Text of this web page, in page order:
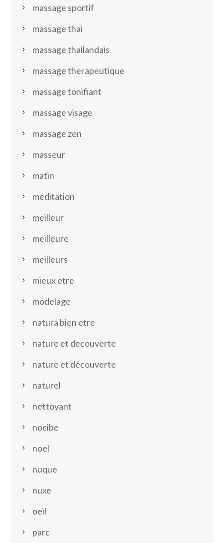
massage sportif
massage thai
massage thailandais
massage therapeutique
massage tonifiant
massage visage
massage zen
masseur
matin
meditation
meilleur
meilleure
meilleurs
mieux etre
modelage
natura bien etre
nature et decouverte
nature et découverte
naturel
nettoyant
nocibe
noel
nuque
nuxe
oeil
parc